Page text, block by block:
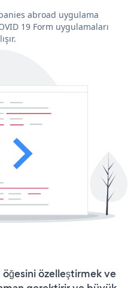
abroad uygulama
19 Form uygulamaları
öğesini özelleştirmek ve